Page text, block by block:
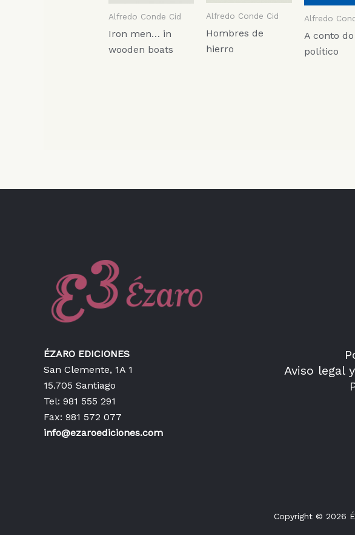
Alfredo Conde Cid
Iron men… in
wooden boats
Alfredo Conde Cid
Hombres de
hierro
Alfredo
A conto do
político
ÉZARO EDICIONES
San Clemente, 1A 1
15.705 Santiago
Tel: 981 555 291
Fax: 981 572 077
info@ezaroediciones.com
Aviso legal
Copyright © 2026